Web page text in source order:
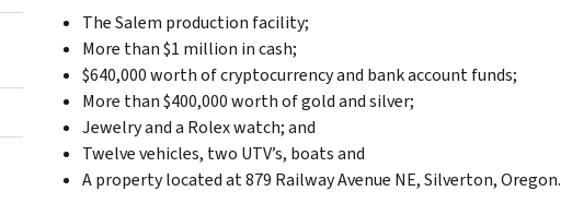
The Salem production facility;
More than $1 million in cash;
$640,000 worth of cryptocurrency and bank account funds;
More than $400,000 worth of gold and silver;
Jewelry and a Rolex watch; and
Twelve vehicles, two UTV’s, boats and
A property located at 879 Railway Avenue NE, Silverton, Oregon.